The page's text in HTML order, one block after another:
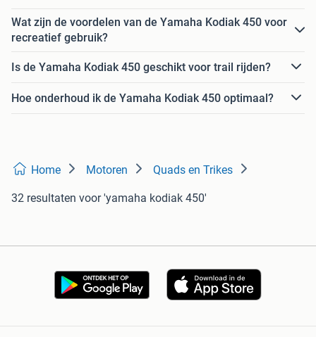
Wat zijn de voordelen van de Yamaha Kodiak 450 voor
recreatief gebruik?
Is de Yamaha Kodiak 450 geschikt voor trail rijden?
Hoe onderhoud ik de Yamaha Kodiak 450 optimaal?
Home Motoren Quads en Trikes
32 resultaten voor 'yamaha kodiak 450'